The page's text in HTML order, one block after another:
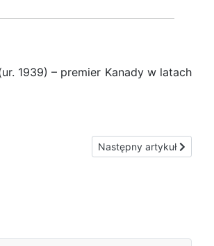
1939) – premier Kanady w latach
Następny artykuł:
Następny artykuł